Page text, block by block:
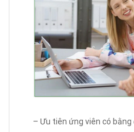
– Ưu tiên ứng viên có bằng